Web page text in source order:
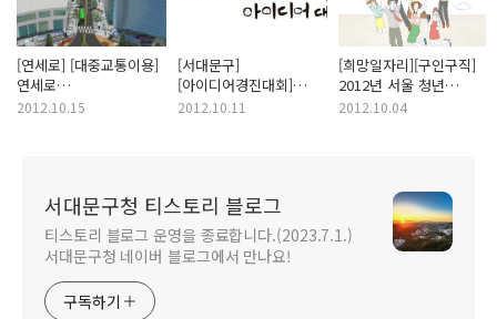
[연세로] [대중교통이용]
연세로
대중교통전용지구 추진
2012.10.15
[서대문구]
[아이디어경진대회]
서대문구, 사회적경제
2012.10.11
[희망일자리][구인구직]
2012년 서울 청년
희망일자리 특화사업
2012.10.04
서대문구청 티스토리 블로그
티스토리 블로그 운영을 종료합니다.(2023.7.1.)
서대문구청 네이버 블로그에서 만나요!
구독하기